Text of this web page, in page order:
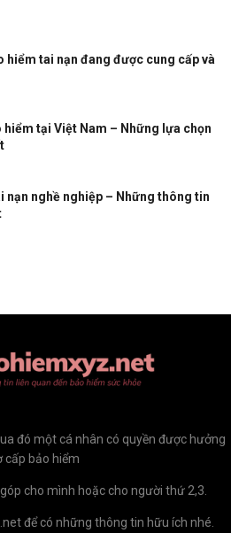
hiểm tai nạn đang được cung cấp và
hiểm tại Việt Nam – Những lựa chọn
nạn nghề nghiệp – Những thông tin
đó một cá nhân có quyền được hưởng
cấp bảo hiểm
cho mình hoặc cho người thứ 2,3.
để có những thông tin hữu ích nhé.